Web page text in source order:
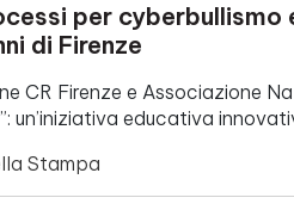
per cyberbullismo
di Firenze
CR Firenze e Associazione
un’iniziativa educativa
Stampa